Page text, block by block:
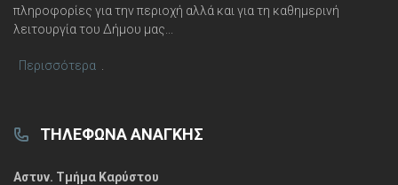
πληροφορίες για την περιοχή αλλά και για τη καθημερινή
λειτουργία του Δήμου μας...
Περισσότερα
ΤΗΛΈΦΩΝΑ ΑΝΆΓΚΗΣ
Αστυν. Τμήμα Καρύστου